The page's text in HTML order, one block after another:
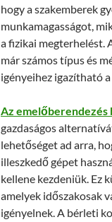
hogy a szakemberek
munkamagasságot,
a fizikai megterhelést.
már számos típus és
igényeihez igazítható
Az emelőberendezés
gazdaságos
lehetőséget ad arra,
illeszkedő gépet
kellene kezdeniük. Ez
amelyek időszakosak
igényelnek. A bérleti